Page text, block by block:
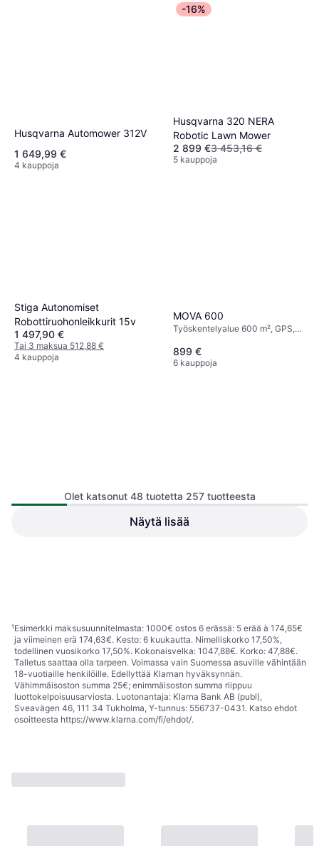
Husqvarna Automower 312V
1 649,99 €
4 kauppoja
-16%
Husqvarna 320 NERA
Robotic Lawn Mower
2 899 €3 453,16 €
5 kauppoja
Stiga Autonomiset
Robottiruohonleikkurit 15v
1 497,90 €
Tai 3 maksua 512,88 €
4 kauppoja
MOVA 600
Työskentelyalue 600 m², GPS,
cm
899 €
6 kauppoja
Segway Navimow H500E
Olet katsonut 48 tuotetta 257 tuotteesta
Näytä lisää
¹Esimerkki maksusuunnitelmasta: 1000€ ostos 6 erässä: 5 erää à 174,65€
ja viimeinen erä 174,63€. Kesto: 6 kuukautta. Nimelliskorko 17,50%,
todellinen vuosikorko 17,50%. Kokonaisvelka: 1047,88€. Korko: 47,88€.
Talletus saattaa olla tarpeen. Voimassa vain Suomessa asuville vähintään
18-vuotiaille henkilöille. Edellyttää Klarnan hyväksynnän.
Vähimmäisoston summa 25€; enimmäisoston summa riippuu
luottokelpoisuusarviosta. Luotonantaja: Klarna Bank AB (publ),
Sveavägen 46, 111 34 Tukholma, Y-tunnus: 556737-0431. Katso ehdot
osoitteesta https://www.klarna.com/fi/ehdot/.